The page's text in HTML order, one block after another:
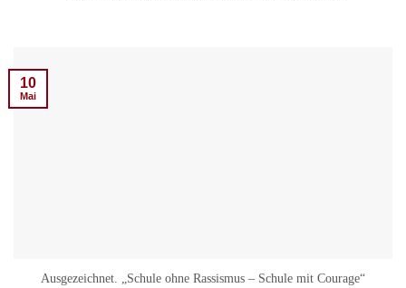
Ausgezeichnet. „Schule ohne Rassismus – Schule mit Courage“
10
Mai